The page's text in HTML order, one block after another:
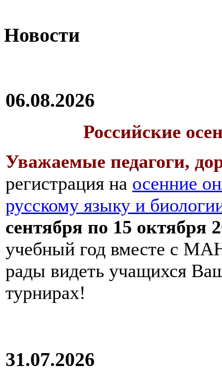
Новости
06.08.2026
Российские
Уважаемые педагоги,
регистрация на осенние
русскому языку и
сентября по 15 октября
учебный год вместе с
рады видеть учащихся
турнирах!
31.07.2026